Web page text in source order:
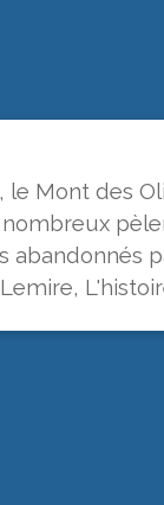
le Mont des
abandonnés